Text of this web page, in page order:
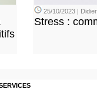
25/10/2023 |
Stress :